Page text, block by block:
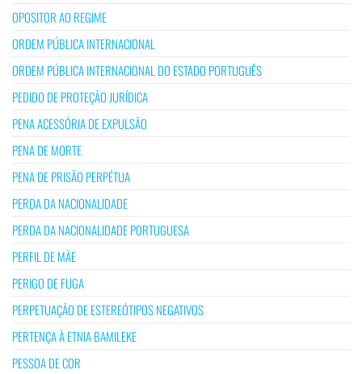
OPOSITOR AO REGIME
ORDEM PÚBLICA INTERNACIONAL
ORDEM PÚBLICA INTERNACIONAL DO ESTADO PORTUGUÊS
PEDIDO DE PROTEÇÃO JURÍDICA
PENA ACESSÓRIA DE EXPULSÃO
PENA DE MORTE
PENA DE PRISÃO PERPÉTUA
PERDA DA NACIONALIDADE
PERDA DA NACIONALIDADE PORTUGUESA
PERFIL DE MÃE
PERIGO DE FUGA
PERPETUAÇÃO DE ESTEREÓTIPOS NEGATIVOS
PERTENÇA À ETNIA BAMILEKE
PESSOA DE COR